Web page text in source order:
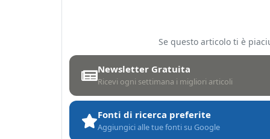
Se questo articolo ti è
Newsletter Gratuita
Ricevi ogni settimana i migliori articoli
Fonti di ricerca preferite
Aggiungici alle tue fonti su Google